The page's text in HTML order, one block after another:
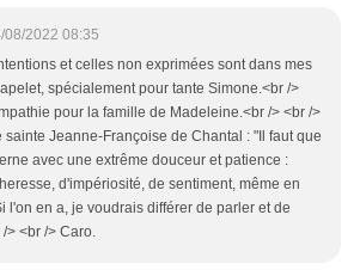
08/2022 08:35
et celles non exprimées sont dans mes
spécialement pour tante Simone.<br />
pour la famille de Madeleine.<br /> <br />
sainte Jeanne-Françoise de Chantal : "Il faut que
avec une extrême douceur et patience :
d'impériosité, de sentiment, même en
l'on en a, je voudrais différer de parler et de
> <br /> Caro.